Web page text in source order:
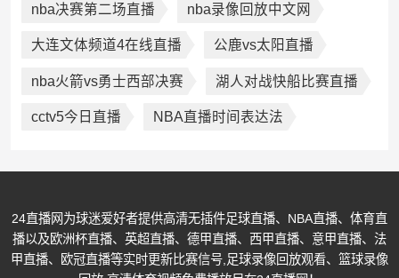
nba决赛第二场直播 nba录像回放中文网
大连文体频道4在线直播 公鹿vs太阳直播
nba火箭vs勇士西部决赛 湖人对战快船比赛直播
cctv5今日直播 NBA直播时间表达法
24直播网为球迷爱好者提供高清无插件足球直播、NBA直播、体育直
播以及欧洲杯直播、英超直播、德甲直播、西甲直播、意甲直播、法
甲直播、欧冠直播等实时更新比赛信号,足球录像回放观看、篮球录像